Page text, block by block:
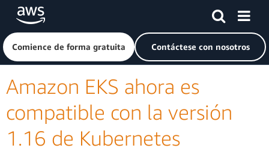
Saltar al contenido principal
Haga clic aquí para volver a la página de inicio de Amazon
Comience de forma gratuita Contáctese con nosotros
Amazon EKS ahora es
compatible con la versión
1.16 de Kubernetes